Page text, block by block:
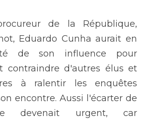
de la République,
Eduardo Cunha aurait en
de son influence pour
contraindre d'autres élus et
à ralentir les enquêtes
encontre. Aussi l'écarter de
devenait urgent, car